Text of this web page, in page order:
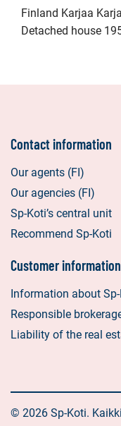
Finland Karjaa
Detached house
Contact information
Our agents (FI)
Our agencies (FI)
Sp-Koti’s central unit
Recommend Sp-Koti
Customer information
Information about
Responsible
Liability of the real
© 2026 Sp-Koti.